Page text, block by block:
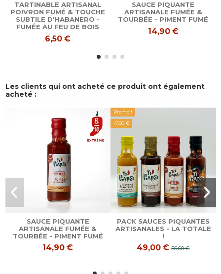
TARTINABLE ARTISANAL
POIVRON FUMÉ & TOUCHE
SUBTILE D'HABANERO -
FUMÉE AU FEU DE BOIS
6,50 €
SAUCE PIQUANTE
ARTISANALE FUMÉE &
TOURBÉE - PIMENT FUMÉ
14,90 €
Les clients qui ont acheté ce produit ont également
acheté :
SAUCE PIQUANTE
ARTISANALE FUMÉE &
TOURBÉE - PIMENT FUMÉ
14,90 €
Promo !
-7,60 €
PACK SAUCES PIQUANTES
ARTISANALES - LA TOTALE
!
49,00 €56,60 €